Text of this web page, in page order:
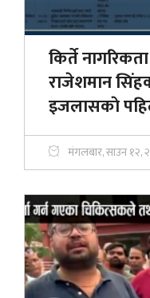
किर्ते
राजेशमान
इजलासकाे
मंगलबार, साउन १२,